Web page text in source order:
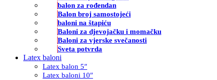
balon za rođendan
Balon broj samostojeći
baloni na štapiću
Baloni za djevojačku i momačku
Baloni za vjerske svečanosti
Sveta potvrda
Latex baloni
Latex balon 5″
Latex baloni 10″